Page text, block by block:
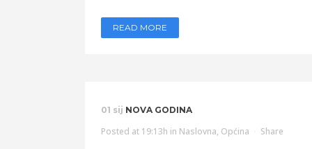
READ MORE
01 sij NOVA GODINA
Posted at 19:13h in Naslovna, Općina Share